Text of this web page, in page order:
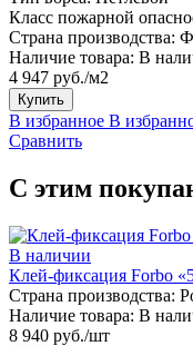
Класс пожарной
Страна производства:
Наличие товара: В
4 947 руб./м2
Купить
В избранное В
Сравнить
С этим
В наличии
Клей-фиксация Forbo
Страна производства:
Наличие товара: В
8 940 руб./шт